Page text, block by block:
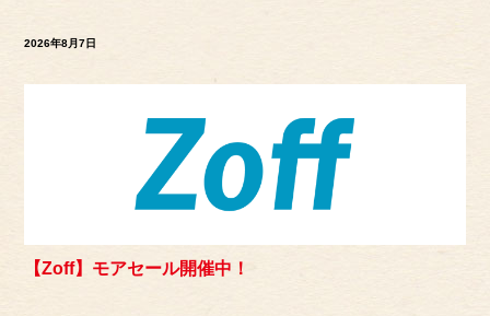
2026年8月7日
【Zoff】モアセール開催中！